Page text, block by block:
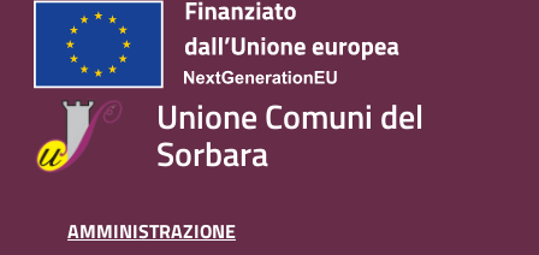
Unione Comuni del
Sorbara
AMMINISTRAZIONE